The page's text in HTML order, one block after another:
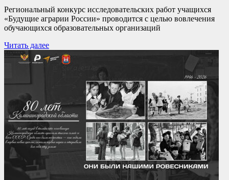
Региональный конкурс исследовательских работ учащихся
«Будущие аграрии России» проводится с целью вовлечения
обучающихся образовательных организаций
Читать далее